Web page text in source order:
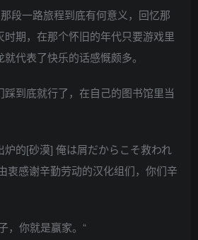
段一路旅程到底有何意义，回忆那
时期，在那个怀旧的年代只要游戏里
代表了快乐的话感慨颇多。
到底就行了，在自己的图书馆里当
炉的[砂漠] 俺は屑だからこそ救われ
衷感谢辛勤劳动的汉化组们，你们辛
，你就是赢家。“